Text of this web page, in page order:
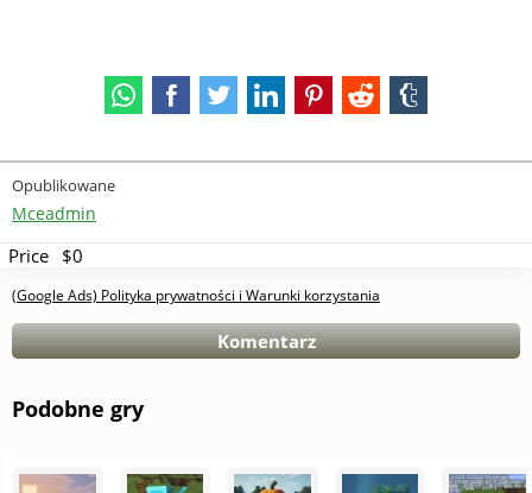
Opublikowane
Mceadmin
Price $0
(Google Ads) Polityka prywatności i Warunki korzystania
Komentarz
Podobne gry